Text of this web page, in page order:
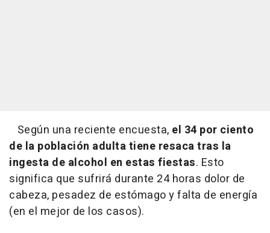
Según una reciente encuesta, el 34 por ciento
de la población adulta tiene resaca tras la
ingesta de alcohol en estas fiestas. Esto
significa que sufrirá durante 24 horas dolor de
cabeza, pesadez de estómago y falta de energía
(en el mejor de los casos).